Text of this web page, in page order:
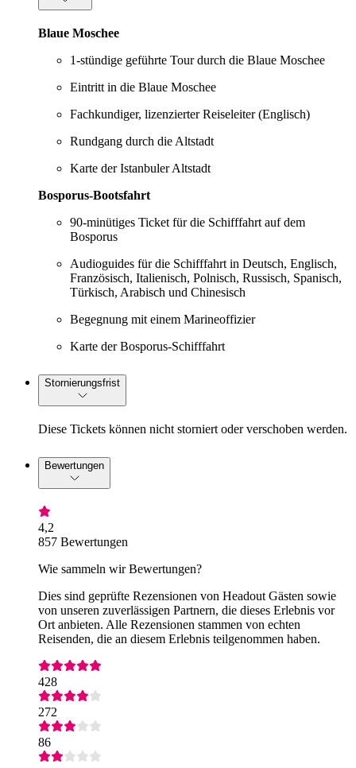
Blaue Moschee
1-stündige geführte Tour durch die Blaue Moschee
Eintritt in die Blaue Moschee
Fachkundiger, lizenzierter Reiseleiter (Englisch)
Rundgang durch die Altstadt
Karte der Istanbuler Altstadt
Bosporus-Bootsfahrt
90-minütiges Ticket für die Schifffahrt auf dem
Bosporus
Audioguides für die Schifffahrt in Deutsch, Englisch,
Französisch, Italienisch, Polnisch, Russisch, Spanisch,
Türkisch, Arabisch und Chinesisch
Begegnung mit einem Marineoffizier
Karte der Bosporus-Schifffahrt
Stornierungsfrist
Diese Tickets können nicht storniert oder verschoben werden.
Bewertungen
4,2
857 Bewertungen
Wie sammeln wir Bewertungen?
Dies sind geprüfte Rezensionen von Headout Gästen sowie
von unseren zuverlässigen Partnern, die dieses Erlebnis vor
Ort anbieten. Alle Rezensionen stammen von echten
Reisenden, die an diesem Erlebnis teilgenommen haben.
428
272
86